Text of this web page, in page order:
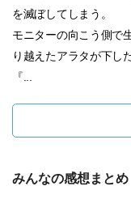
を滅ぼしてしまう。
モニターの向こう側で
り越えたアラタが下
『...
みんなの感想まとめ